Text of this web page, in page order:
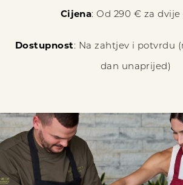
Cijena: Od 290 € za dvije
Dostupnost: Na zahtjev i potvrdu
dan unaprijed)